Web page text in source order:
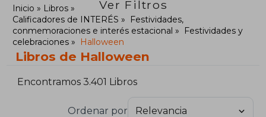
Ver Filtros
Inicio
Libros
Calificadores de INTERÉS
Festividades,
conmemoraciones e interés estacional
Festividades y
celebraciones
Halloween
Libros de Halloween
Encontramos 3.401 Libros
Ordenar por